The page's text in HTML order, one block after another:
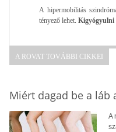
A hipermobilitás
tényező lehet. Kigyógyulni
A ROVAT TOVÁBBI CIKKEI
Miért dagad be a láb
A